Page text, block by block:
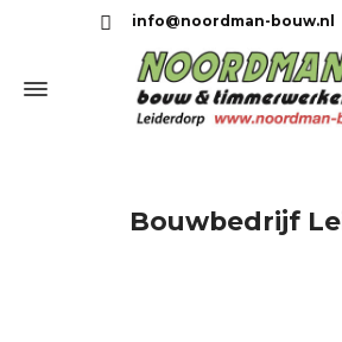
info@noordman-bouw.nl
Bouwbedrijf